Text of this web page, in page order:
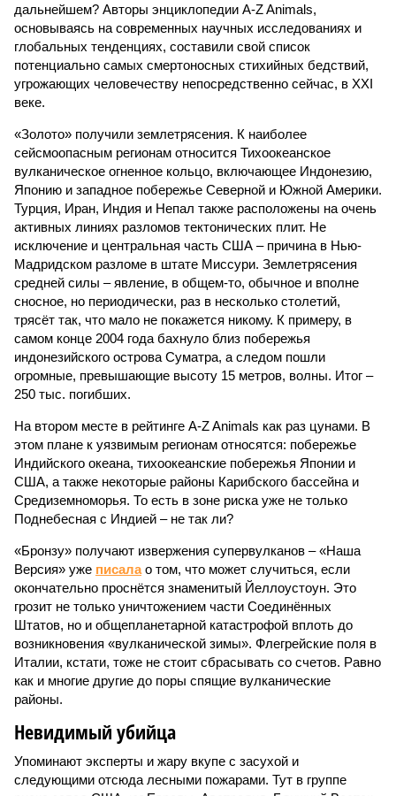
дальнейшем? Авторы энциклопедии A-Z Animals,
основываясь на современных научных исследованиях и
глобальных тенденциях, составили свой список
потенциально самых смертоносных стихийных бедствий,
угрожающих человечеству непосредственно сейчас, в XXI
веке.
«Золото» получили землетрясения. К наиболее
сейсмоопасным регионам относится Тихоокеанское
вулканическое огненное кольцо, включающее Индонезию,
Японию и западное побережье Северной и Южной Америки.
Турция, Иран, Индия и Непал также расположены на очень
активных линиях разломов тектонических плит. Не
исключение и центральная часть США – причина в Нью-
Мадридском разломе в штате Миссури. Землетрясения
средней силы – явление, в общем-то, обычное и вполне
сносное, но периодически, раз в несколько столетий,
трясёт так, что мало не покажется никому. К примеру, в
самом конце 2004 года бахнуло близ побережья
индонезийского острова Суматра, а следом пошли
огромные, превышающие высоту 15 метров, волны. Итог –
250 тыс. погибших.
На втором месте в рейтинге A-Z Animals как раз цунами. В
этом плане к уязвимым регионам относятся: побережье
Индийского океана, тихо­океанские побережья Японии и
США, а также некоторые районы Карибского бассейна и
Средиземноморья. То есть в зоне риска уже не только
Поднебесная с Индией – не так ли?
«Бронзу» получают извержения супервулканов – «Наша
Версия» уже писалао том, что может случиться, если
окончательно проснётся знаменитый Йеллоустоун. Это
грозит не только уничтожением части Соединённых
Штатов, но и общепланетарной катастрофой вплоть до
возникновения «вулканической зимы». Флегрейские поля в
Италии, кстати, тоже не стоит сбрасывать со счетов. Равно
как и многие другие до поры спящие вулканические
районы.
Невидимый убийца
Упоминают эксперты и жару вкупе с засухой и
следующими отсюда лесными пожарами. Тут в группе